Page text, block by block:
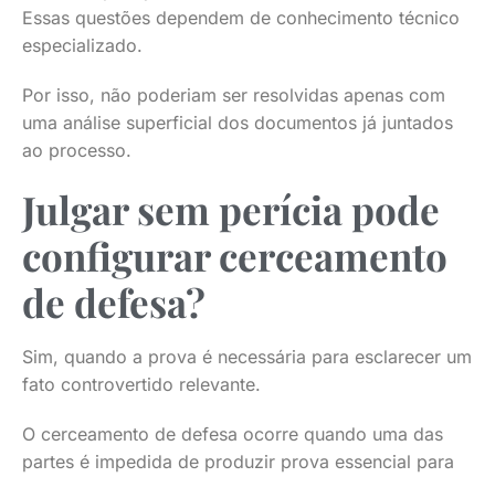
Essas questões dependem de conhecimento técnico
especializado.
Por isso, não poderiam ser resolvidas apenas com
uma análise superficial dos documentos já juntados
ao processo.
Julgar sem perícia pode
configurar cerceamento
de defesa?
Sim, quando a prova é necessária para esclarecer um
fato controvertido relevante.
O cerceamento de defesa ocorre quando uma das
partes é impedida de produzir prova essencial para